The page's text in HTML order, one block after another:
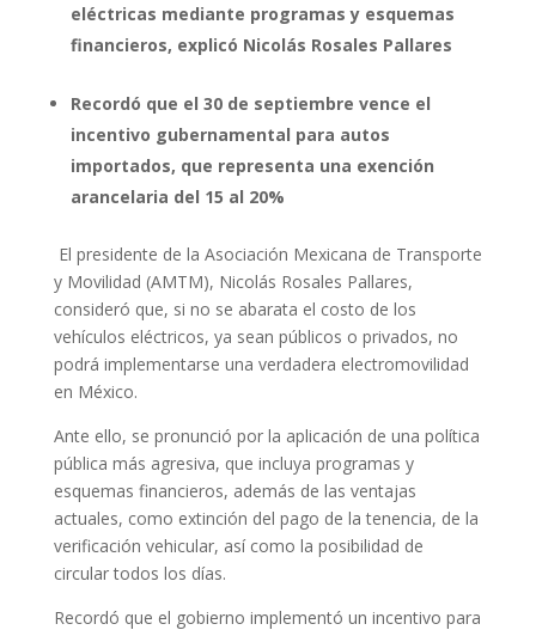
eléctricas mediante programas y esquemas
financieros, explicó Nicolás Rosales Pallares
Recordó que el 30 de septiembre vence el
incentivo gubernamental para autos
importados, que representa una exención
arancelaria del 15 al 20%
El presidente de la Asociación Mexicana de Transporte
y Movilidad (AMTM), Nicolás Rosales Pallares,
consideró que, si no se abarata el costo de los
vehículos eléctricos, ya sean públicos o privados, no
podrá implementarse una verdadera electromovilidad
en México.
Ante ello, se pronunció por la aplicación de una política
pública más agresiva, que incluya programas y
esquemas financieros, además de las ventajas
actuales, como extinción del pago de la tenencia, de la
verificación vehicular, así como la posibilidad de
circular todos los días.
Recordó que el gobierno implementó un incentivo para